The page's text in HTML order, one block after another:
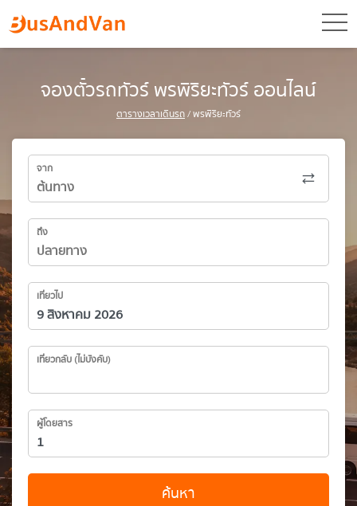
จองตั๋วรถทัวร์ พรพิริยะทัวร์ ออนไลน์
ตารางเวลาเดินรถ/ พรพิริยะทัวร์
จาก
ถึง
เที่ยวไป
เที่ยวกลับ (ไม่บังคับ)
ผู้โดยสาร
ค้นหา